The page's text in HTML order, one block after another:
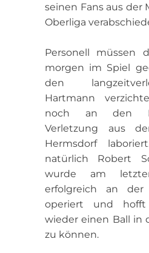
seinen Fans aus der
Oberliga
Personell müssen
morgen im Spiel
den
Hartmann
noch an den
Verletzung aus
Hermsdorf
natürlich Robert
wurde am
erfolgreich an der
operiert und
wieder einen Ball in
zu können.